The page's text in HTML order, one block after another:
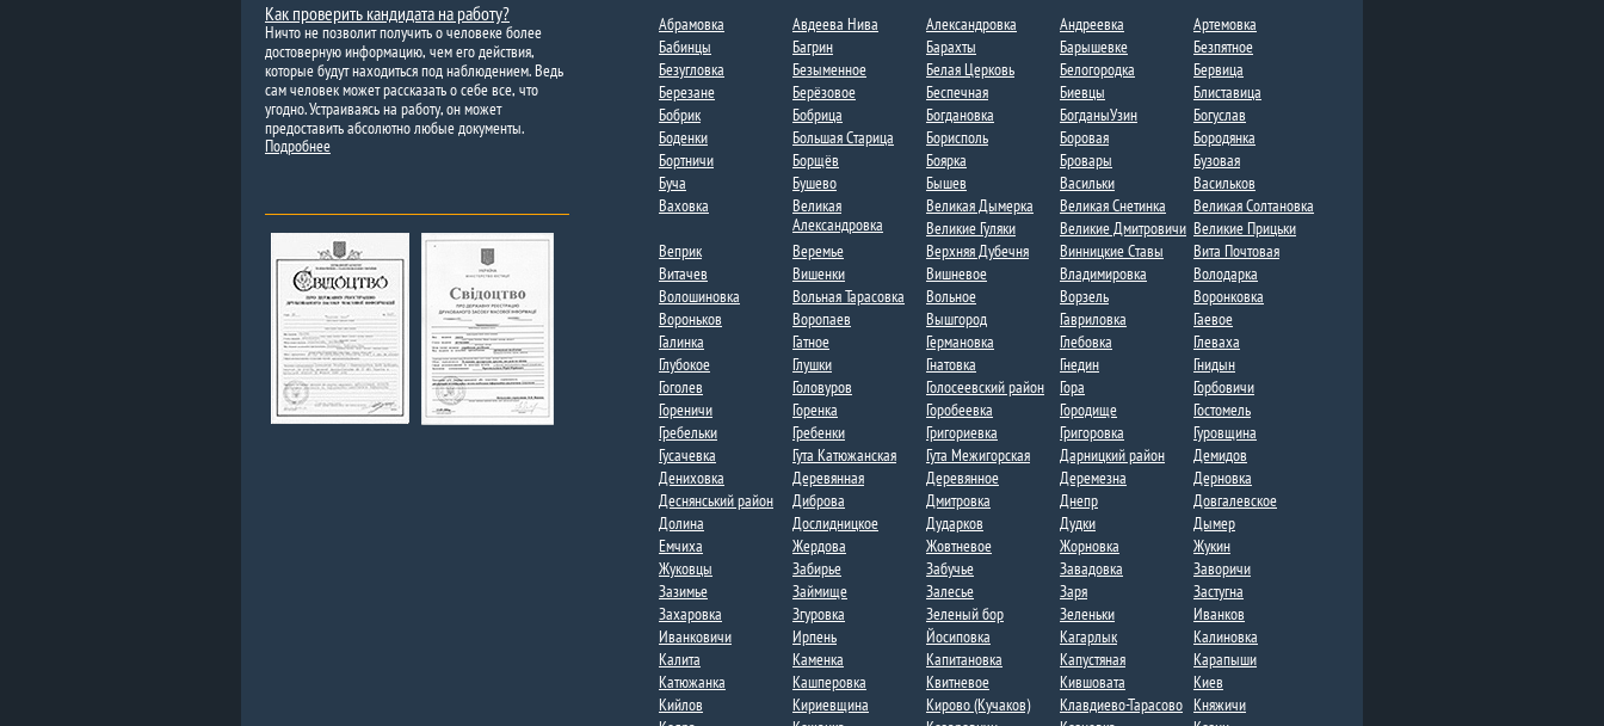
Абрамовка Авдеева Нива Александровка Андреевка
Артемовка
Бабинцы
Багрин Барахты Барышевке
Безпятное
Безугловка
Безыменное Белая Церковь Белогородка
Бервица
Березане
Берёзовое Беспечная Биевцы
Блиставица
Бобрик
Бобрица​​ Богдановка БогданыУзин
Богуслав
Боденки​
Большая Старица Борисполь Боровая
Бородянка
Бортничи
Борщёв Боярка Бровары
Бузовая
Буча
Бушево Бышев Васильки
Васильков
Ваховка​​
Великая
Александровка​
Великая Дымерка Великая Снетинка
Великая Солтановка
Великие Гуляки
Великие Дмитровичи​ Великие Прицьки
Веприк
Веремье Верхняя Дубечня​ Винницкие Ставы
Вита Почтовая
Витачев
Вишенки Вишневое Владимировка​
Володарка
Волошиновка
Вольная Тарасовка Вольное Ворзель
Воронковка​
Вороньков​
Воропаев​ Вышгород Гавриловка
Гаевое
Галинка
Гатное Германовка Глебовка​
Глеваха
Глубокое
Глушки Гнатовка Гнедин
Гнидын
Гоголев
Головуров Голосеевский район Гора
Горбовичи
Гореничи
Горенка Горобеевка Городище
Гостомель
Гребельки
Гребенки Григориевка Григоровка
Гуровщина
Гусачевка
Гута Катюжанская Гута Межигорская​ Дарницкий район
Демидов
Дениховка
Деревянная Деревянное Деремезна​​
Дерновка
Деснянський район
Диброва Дмитровка​ Днепр
Довгалевское
Долина
Дослидницкое Дударков Дудки
Дыме​р
Емчиха
Жердова Жовтневое Жорновка​
Жукин
Жуковцы
Забирье Забучье Завадовка
Заворичи
Зазимье​
Займище Залесье Заря
Застугна​
Захаровка
Згуровка Зеленый бор Зеленьки
Иванков
Иванковичи
Ирпень Йосиповка Кагарлык
Калиновка
Калита
Каменка Капитановка Капустяная
Карапыши
Катюжанка
Кашперовка Квитневое​ Кившовата
Киев
Кийлов
Кириевщина Кирово (Кучаков) Клавдиево-Тарасово Княжичи
Как проверить кандидата на работу?
Ничто не позволит получить о человеке более
достоверную информацию, чем его действия,
которые будут находиться под наблюдением. Ведь
сам человек может рассказать о себе все, что
угодно. Устраиваясь на работу, он может
предоставить абсолютно любые документы.
Подробнее